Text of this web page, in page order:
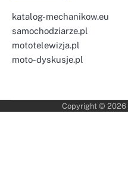
katalog-mechanikow.eu
samochodziarze.pl
mototelewizja.pl
moto-dyskusje.pl
Copyright © 2026